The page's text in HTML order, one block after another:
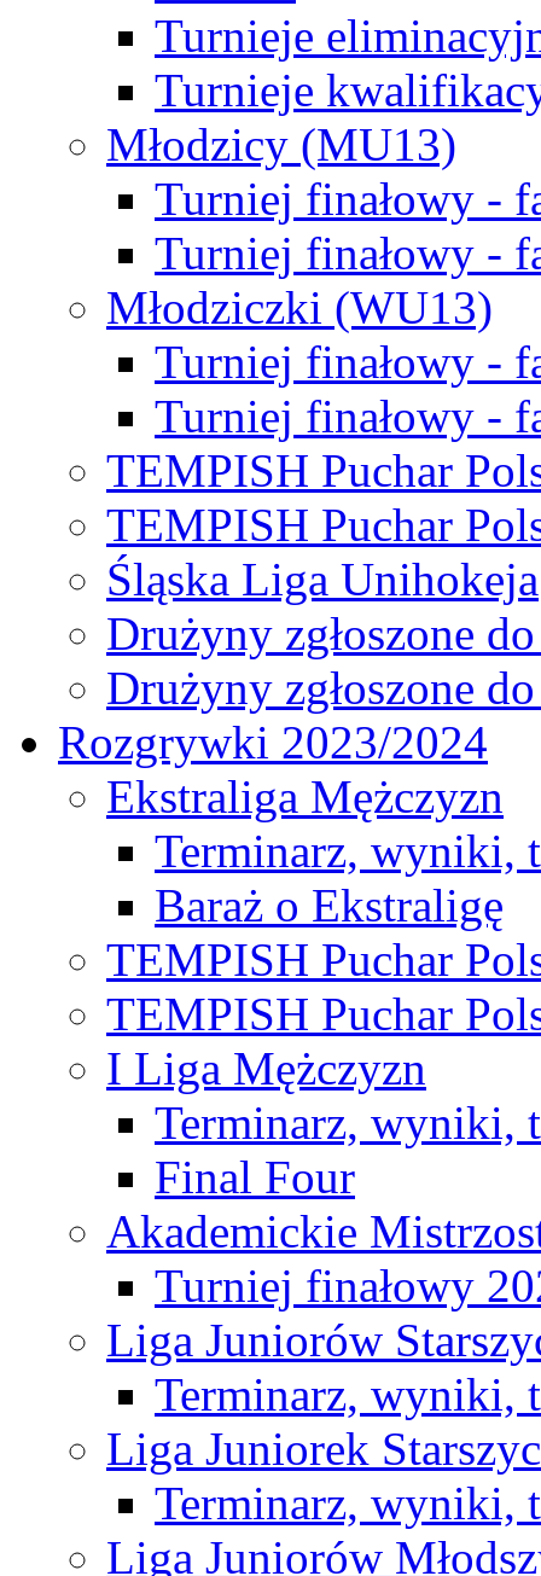
Turnieje
Turnieje
Młodzicy (MU13)
Turniej finałowy -
Turniej finałowy -
Młodziczki (WU13)
Turniej finałowy -
Turniej finałowy -
TEMPISH Puchar
TEMPISH Puchar
Śląska Liga Unihokeja
Drużyny zgłoszone
Drużyny zgłoszone
Rozgrywki 2023/2024
Ekstraliga Mężczyzn
Terminarz, wyniki,
Baraż o Ekstraligę
TEMPISH Puchar
TEMPISH Puchar
I Liga Mężczyzn
Terminarz, wyniki,
Final Four
Akademickie
Turniej finałowy
Liga Juniorów
Terminarz, wyniki,
Liga Juniorek
Terminarz, wyniki,
Liga Juniorów